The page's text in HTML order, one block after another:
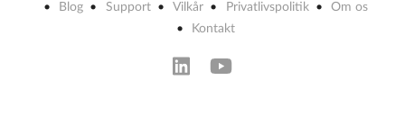
Blog
Support Vilkår Privatlivspolitik
Om os
Kontakt